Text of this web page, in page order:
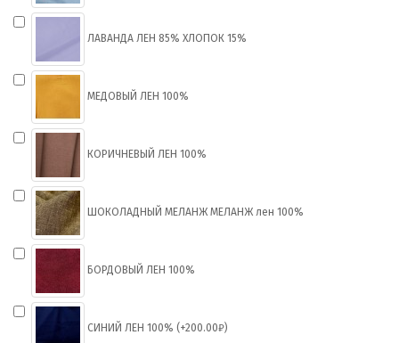
ЛАВАНДА ЛЕН 85% ХЛОПОК 15%
МЕДОВЫЙ ЛЕН 100%
КОРИЧНЕВЫЙ ЛЕН 100%
ШОКОЛАДНЫЙ МЕЛАНЖ МЕЛАНЖ лен 100%
БОРДОВЫЙ ЛЕН 100%
СИНИЙ ЛЕН 100% (+200.00₽)